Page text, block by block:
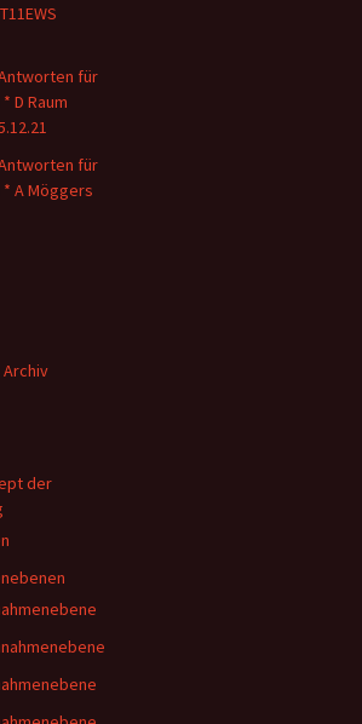
Antworten für
D Raum
Antworten für
A Möggers
der